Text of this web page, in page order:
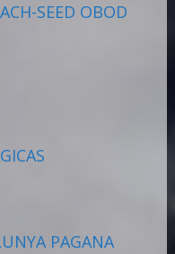
SEED OBOD
PAGANA